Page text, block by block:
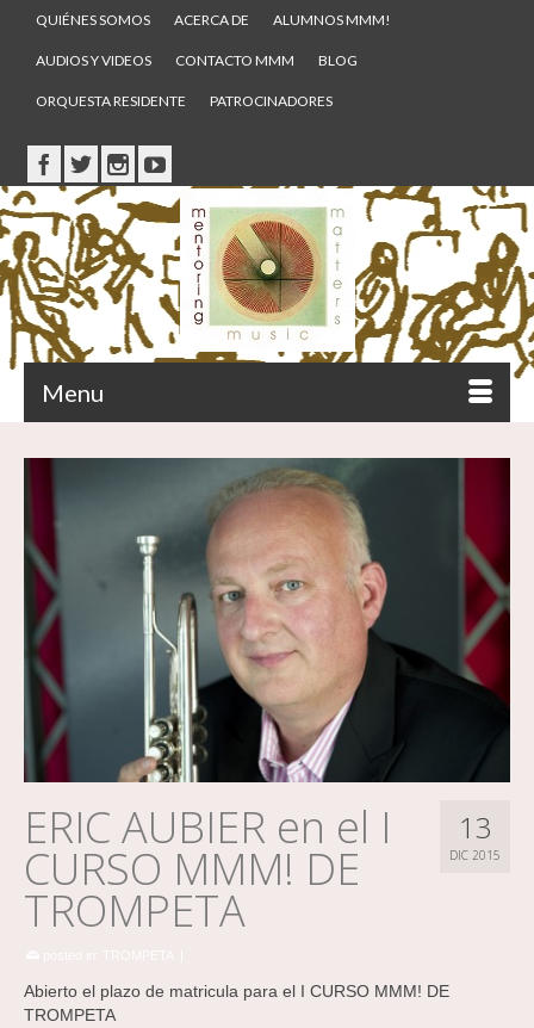
QUIÉNES SOMOS ACERCA DE ALUMNOS MMM!
AUDIOS Y VIDEOS CONTACTO MMM BLOG
ORQUESTA RESIDENTE PATROCINADORES
Menu
13
DIC 2015
ERIC AUBIER en el I
CURSO MMM! DE
TROMPETA
Abierto el plazo de matricula para el I CURSO MMM! DE
TROMPETA